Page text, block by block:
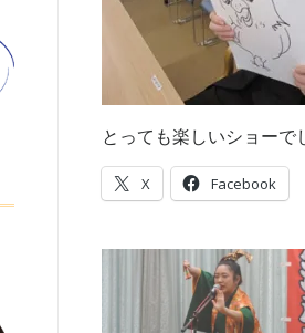
とっても楽しいショー
X Facebook